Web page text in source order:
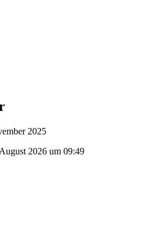
2025
2026 um 09:49